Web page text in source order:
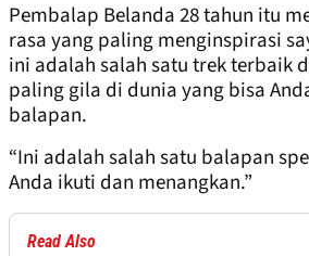
Pembalap Belanda 28 tahun itu
rasa yang paling menginspirasi
ini adalah salah satu trek terbaik
paling gila di dunia yang bisa
balapan.
“Ini adalah salah satu balapan
Anda ikuti dan menangkan.”
Read Also